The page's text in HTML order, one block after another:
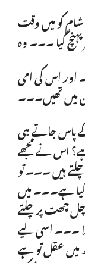
کو میں وقت
گیا ۔۔۔ وہ
اور اس کی امی
میں تھیں۔۔۔
پاس جاتے ہی
اس نے مجھے
ہیں ۔۔۔ تو
ہے۔۔۔ میں
چھت پر چلتے
۔۔۔ اسی لیے
میں عقل تو ہے